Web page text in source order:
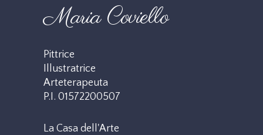
Maria Coviello
Pittrice
Illustratrice
Arteterapeuta
P.I. 01572200507
La Casa dell'Arte